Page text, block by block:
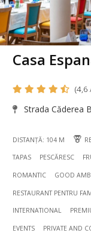
Casa
(4,6
Strada Căderea
DISTANȚĂ: 104 M
TAPAS PESCĂRESC
ROMANTIC GOOD
RESTAURANT PENTRU
INTERNATIONAL
EVENTS PRIVATE AND